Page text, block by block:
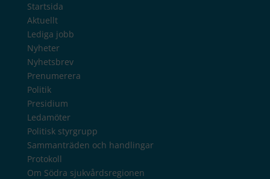
Startsida
Aktuellt
Lediga jobb
Nyheter
Nyhetsbrev
Prenumerera
Politik
Presidium
Ledamöter
Politisk styrgrupp
Sammanträden och handlingar
Protokoll
Om Södra sjukvårdsregionen